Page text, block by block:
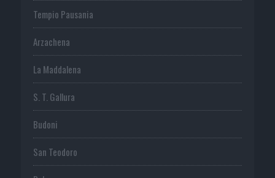
Tempio Pausania
Arzachena
La Maddalena
S. T. Gallura
Budoni
San Teodoro